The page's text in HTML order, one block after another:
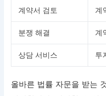
계약서 검토 계
분쟁 해결 계
상담 서비스 투
올바른 법률 자문을 받는